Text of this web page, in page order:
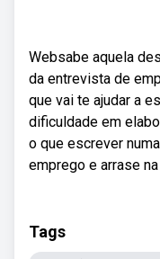
Websabe aquela
da entrevista de
que vai te ajudar a
dificuldade em
o que escrever
emprego e arrase
Tags